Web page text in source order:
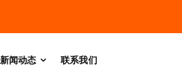
新闻动态 联系我们